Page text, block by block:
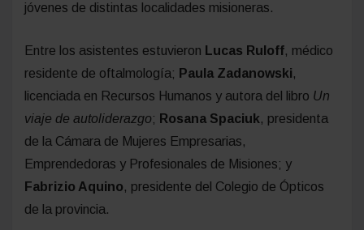
jóvenes de distintas localidades misioneras.
Entre los asistentes estuvieron Lucas Ruloff, médico
residente de oftalmología; Paula Zadanowski,
licenciada en Recursos Humanos y autora del libro Un
viaje de autoliderazgo; Rosana Spaciuk, presidenta
de la Cámara de Mujeres Empresarias,
Emprendedoras y Profesionales de Misiones; y
Fabrizio Aquino, presidente del Colegio de Ópticos
de la provincia.